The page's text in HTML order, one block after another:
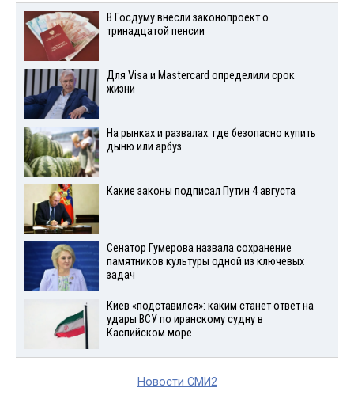
В Госдуму внесли законопроект о
тринадцатой пенсии
Для Visа и Mastercard определили срок
жизни
На рынках и развалах: где безопасно купить
дыню или арбуз
Какие законы подписал Путин 4 августа
Сенатор Гумерова назвала сохранение
памятников культуры одной из ключевых
задач
Киев «подставился»: каким станет ответ на
удары ВСУ по иранскому судну в
Каспийском море
Новости СМИ2